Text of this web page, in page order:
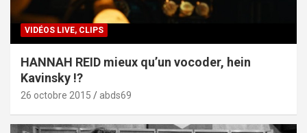
VIDÉOS LIVE, CLIPS
HANNAH REID mieux qu’un vocoder, hein
Kavinsky !?
26 octobre 2015 abds69